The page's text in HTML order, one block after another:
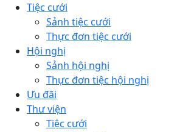
Tiệc cưới
Sảnh tiệc cưới
Thực đơn tiệc cưới
Hội nghị
Sảnh hội nghị
Thực đơn tiệc hội nghị
Ưu đãi
Thư viện
Tiệc cưới